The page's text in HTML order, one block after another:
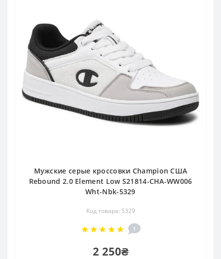
Мужские серые кроссовки Champion США
Rebound 2.0 Element Low S21814-CHA-WW006
Wht-Nbk-5329
Код товара: 5329
1
2 250₴